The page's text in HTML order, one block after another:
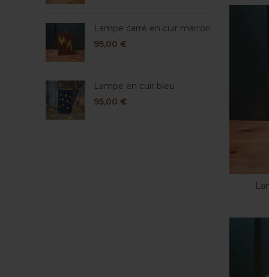
Lampe carré en cuir marron
95,00 €
Lampe en cuir bleu
95,00 €